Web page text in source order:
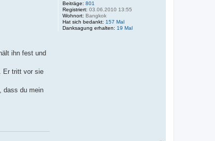
Beiträge: 801
Registriert: 03.06.2010 13:55
Wohnort: Bangkok
Hat sich bedankt: 157 Mal
Danksagung erhalten: 19 Mal
ihn fest und
Er tritt vor sie
dass du mein